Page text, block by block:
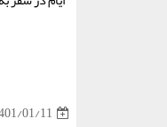
01/11